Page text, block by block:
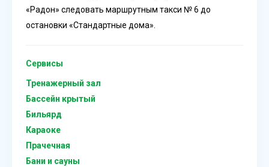
«Радон» следовать маршрутным такси № 6 до
остановки «Стандартные дома».
Сервисы
Тренажерный зал
Бассейн крытый
Бильярд
Караоке
Прачечная
Бани и сауны